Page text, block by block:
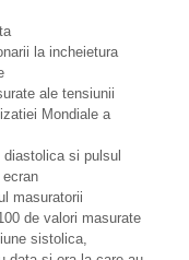
la incheietura
ale tensiunii
Mondiale a
si pulsul
masuratorii
de valori masurate
sistolica,